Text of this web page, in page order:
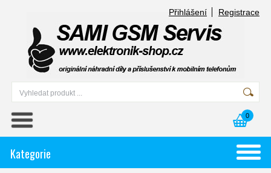
Přihlášení Registrace
0
Kategorie